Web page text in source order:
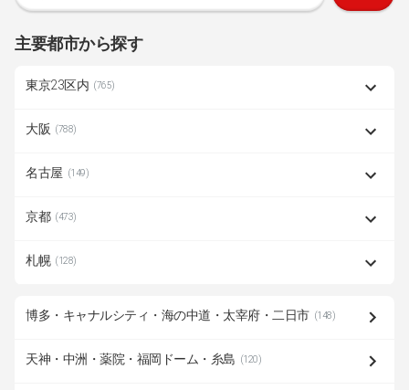
主要都市から探す
東京23区内 (765)
大阪 (788)
名古屋 (149)
京都 (473)
札幌 (128)
博多・キャナルシティ・海の中道・太宰府・二日市 (148)
天神・中洲・薬院・福岡ドーム・糸島 (120)